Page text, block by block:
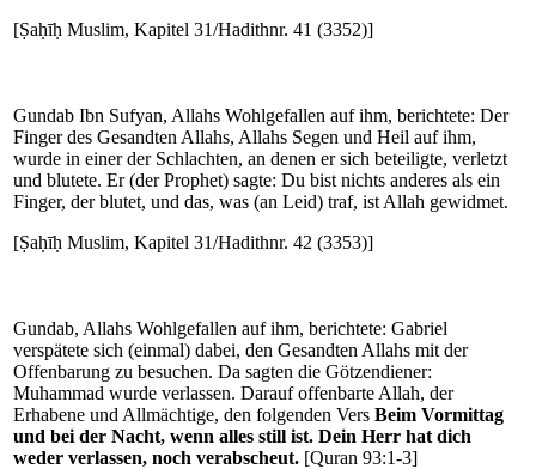
[Ṣaḥīḥ Muslim, Kapitel 31/Hadithnr. 41 (3352)]
Gundab Ibn Sufyan, Allahs Wohlgefallen auf ihm, berichtete: Der
Finger des Gesandten Allahs, Allahs Segen und Heil auf ihm,
wurde in einer der Schlachten, an denen er sich beteiligte, verletzt
und blutete. Er (der Prophet) sagte: Du bist nichts anderes als ein
Finger, der blutet, und das, was (an Leid) traf, ist Allah gewidmet.
[Ṣaḥīḥ Muslim, Kapitel 31/Hadithnr. 42 (3353)]
Gundab, Allahs Wohlgefallen auf ihm, berichtete: Gabriel
verspätete sich (einmal) dabei, den Gesandten Allahs mit der
Offenbarung zu besuchen. Da sagten die Götzendiener:
Muhammad wurde verlassen. Darauf offenbarte Allah, der
Erhabene und Allmächtige, den folgenden Vers Beim Vormittag
und bei der Nacht, wenn alles still ist. Dein Herr hat dich
weder verlassen, noch verabscheut. [Quran 93:1-3]